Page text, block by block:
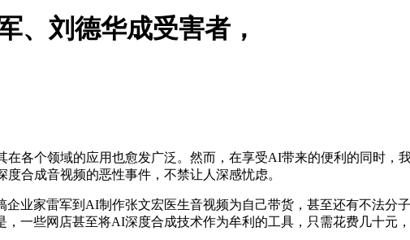
、刘德华成受害者，
个领域的应用也愈发广泛。然而，在享受AI带来的便利的同时，
合成音视频的恶性事件，不禁让人深感忧虑。
家雷军到AI制作张文宏医生音视频为自己带货，甚至还有不法分
一些网店甚至将AI深度合成技术作为牟利的工具，只需花费几十元